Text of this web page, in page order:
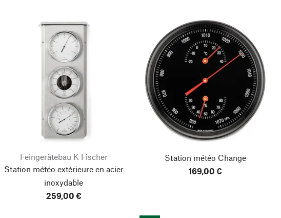
Feingerätebau K Fischer
Station météo extérieure en acier
inoxydable
259,00 €
Station météo Change
169,00 €